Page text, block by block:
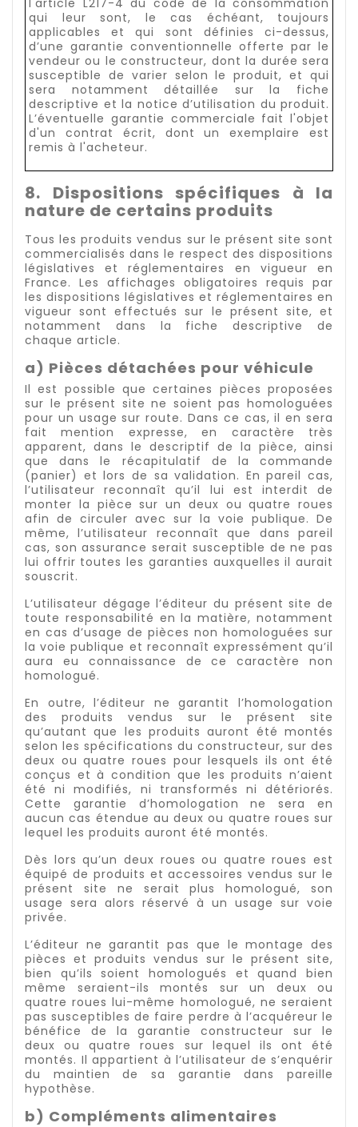
l'article L217-4 du code de la consommation
qui leur sont, le cas échéant, toujours
applicables et qui sont définies ci-dessus,
d’une garantie conventionnelle offerte par le
vendeur ou le constructeur, dont la durée sera
susceptible de varier selon le produit, et qui
sera notamment détaillée sur la fiche
descriptive et la notice d’utilisation du produit.
L’éventuelle garantie commerciale fait l'objet
d'un contrat écrit, dont un exemplaire est
remis à l'acheteur.
8. Dispositions spécifiques à la
nature de certains produits
Tous les produits vendus sur le présent site sont
commercialisés dans le respect des dispositions
législatives et réglementaires en vigueur en
France. Les affichages obligatoires requis par
les dispositions législatives et réglementaires en
vigueur sont effectués sur le présent site, et
notamment dans la fiche descriptive de
chaque article.
a) Pièces détachées pour véhicule
Il est possible que certaines pièces proposées
sur le présent site ne soient pas homologuées
pour un usage sur route. Dans ce cas, il en sera
fait mention expresse, en caractère très
apparent, dans le descriptif de la pièce, ainsi
que dans le récapitulatif de la commande
(panier) et lors de sa validation. En pareil cas,
l’utilisateur reconnaît qu’il lui est interdit de
monter la pièce sur un deux ou quatre roues
afin de circuler avec sur la voie publique. De
même, l’utilisateur reconnaît que dans pareil
cas, son assurance serait susceptible de ne pas
lui offrir toutes les garanties auxquelles il aurait
souscrit.
L’utilisateur dégage l’éditeur du présent site de
toute responsabilité en la matière, notamment
en cas d’usage de pièces non homologuées sur
la voie publique et reconnaît expressément qu’il
aura eu connaissance de ce caractère non
homologué.
En outre, l’éditeur ne garantit l’homologation
des produits vendus sur le présent site
qu’autant que les produits auront été montés
selon les spécifications du constructeur, sur des
deux ou quatre roues pour lesquels ils ont été
conçus et à condition que les produits n’aient
été ni modifiés, ni transformés ni détériorés.
Cette garantie d’homologation ne sera en
aucun cas étendue au deux ou quatre roues sur
lequel les produits auront été montés.
Dès lors qu’un deux roues ou quatre roues est
équipé de produits et accessoires vendus sur le
présent site ne serait plus homologué, son
usage sera alors réservé à un usage sur voie
privée.
L’éditeur ne garantit pas que le montage des
pièces et produits vendus sur le présent site,
bien qu’ils soient homologués et quand bien
même seraient-ils montés sur un deux ou
quatre roues lui-même homologué, ne seraient
pas susceptibles de faire perdre à l’acquéreur le
bénéfice de la garantie constructeur sur le
deux ou quatre roues sur lequel ils ont été
montés. Il appartient à l’utilisateur de s’enquérir
du maintien de sa garantie dans pareille
hypothèse.
b) Compléments alimentaires